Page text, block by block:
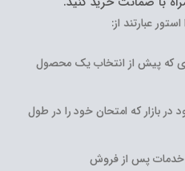
عبارتند از:
که پیش از انتخاب یک محصول
بازار که امتحان خود را در طول
پس از فروش